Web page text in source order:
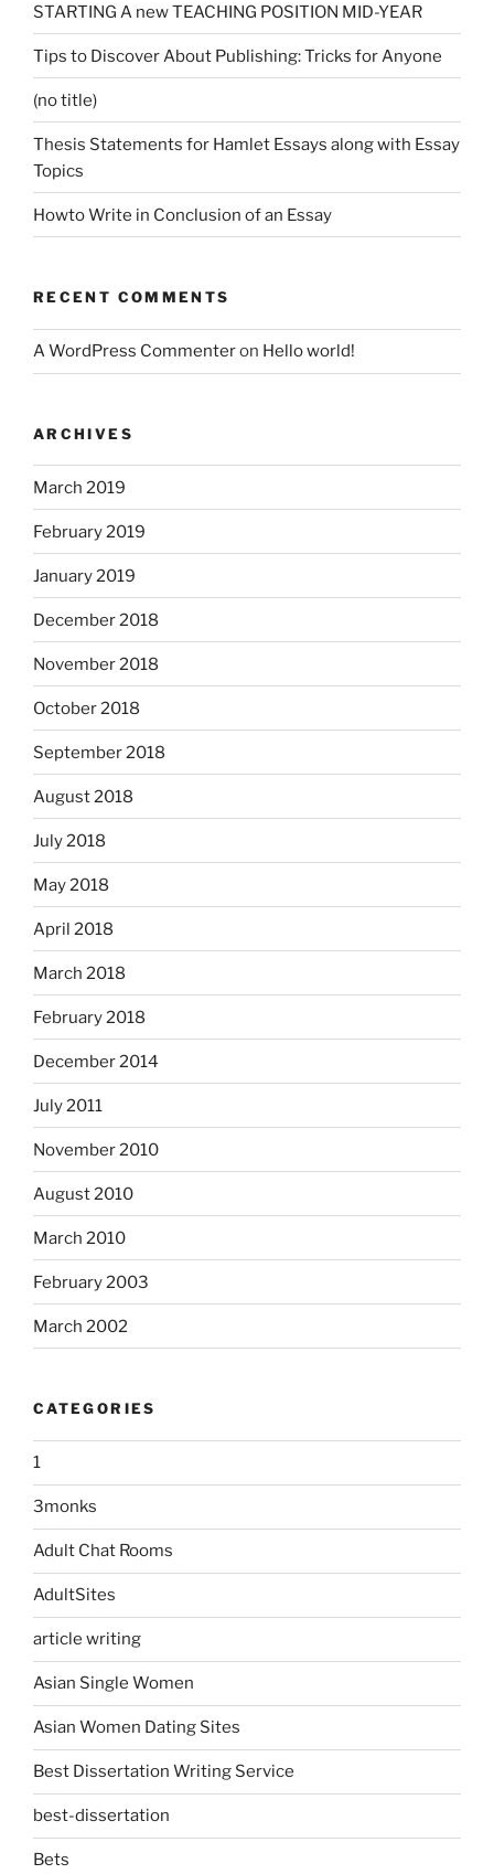
STARTING A new TEACHING POSITION MID-YEAR
Tips to Discover About Publishing: Tricks for Anyone
(no title)
Thesis Statements for Hamlet Essays along with Essay
Topics
Howto Write in Conclusion of an Essay
RECENT COMMENTS
A WordPress Commenteron Hello world!
ARCHIVES
March 2019
February 2019
January 2019
December 2018
November 2018
October 2018
September 2018
August 2018
July 2018
May 2018
April 2018
March 2018
February 2018
December 2014
July 2011
November 2010
August 2010
March 2010
February 2003
March 2002
CATEGORIES
1
3monks
Adult Chat Rooms
AdultSites
article writing
Asian Single Women
Asian Women Dating Sites
Best Dissertation Writing Service
best-dissertation
Bets